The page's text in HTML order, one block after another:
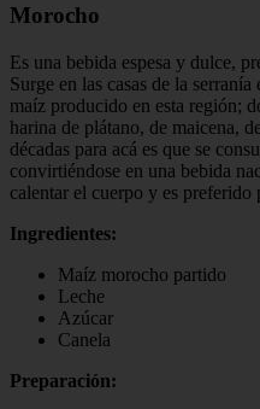
Morocho
Es una bebida espesa y dulce,
Surge en las casas de la
maíz producido en esta región;
harina de plátano, de maicena,
décadas para acá es que se
convirtiéndose en una bebida
calentar el cuerpo y es preferido
Ingredientes:
Maíz morocho partido
Leche
Azúcar
Canela
Preparación: